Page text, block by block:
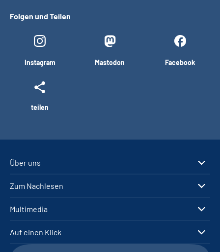
Folgen und Teilen
Instagram Mastodon Facebook
teilen
Über uns
Zum Nachlesen
Multimedia
Auf einen Klick